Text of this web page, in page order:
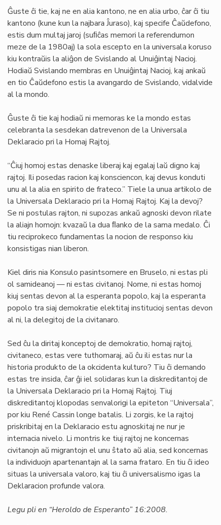
Ĝuste ĉi tie, kaj ne en alia kantono, ne en alia urbo, ĉar ĉi tiu
kantono (kune kun la najbara Ĵuraso), kaj specife Ĉaŭdefono,
estis dum multaj jaroj (suﬁĉas memori la referendumon
meze de la 1980aj) la sola escepto en la universala koruso
kiu kontraŭis la aliĝon de Svislando al Unuiĝintaj Nacioj.
Hodiaŭ Svislando membras en Unuiĝintaj Nacioj, kaj ankaŭ
en tio Ĉaŭdefono estis la avangardo de Svislando, vidalvide
al la mondo.
Ĝuste ĉi tie kaj hodiaŭ ni memoras ke la mondo estas
celebranta la sesdekan datrevenon de la Universala
Deklaracio pri la Homaj Rajtoj.
“Ĉiuj homoj estas denaske liberaj kaj egalaj laŭ digno kaj
rajtoj. Ili posedas racion kaj konsciencon, kaj devus konduti
unu al la alia en spirito de frateco.” Tiele la unua artikolo de
la Universala Deklaracio pri la Homaj Rajtoj. Kaj la devoj?
Se ni postulas rajton, ni supozas ankaŭ agnoski devon rilate
la aliajn homojn: kvazaŭ la dua ﬂanko de la sama medalo. Ĉi
tiu reciprokeco fundamentas la nocion de responso kiu
konsistigas nian liberon.
Kiel diris nia Konsulo pasintsomere en Bruselo, ni estas pli
ol samideanoj — ni estas civitanoj. Nome, ni estas homoj
kiuj sentas devon al la esperanta popolo, kaj la esperanta
popolo tra siaj demokratie elektitaj institucioj sentas devon
al ni, la delegitoj de la civitanaro.
Sed ĉu la diritaj konceptoj de demokratio, homaj rajtoj,
civitaneco, estas vere tuthomaraj, aŭ ĉu ili estas nur la
historia produkto de la okcidenta kulturo? Tiu ĉi demando
estas tre insida, ĉar ĝi iel solidaras kun la diskreditantoj de
la Universala Deklaracio pri la Homaj Rajtoj. Tiuj
diskreditantoj klopodas senvalorigi la epiteton “Universala”,
por kiu René Cassin longe batalis. Li zorgis, ke la rajtoj
priskribitaj en la Deklaracio estu agnoskitaj ne nur je
internacia nivelo. Li montris ke tiuj rajtoj ne koncernas
civitanojn aŭ migrantojn el unu ŝtato aŭ alia, sed koncernas
la individuojn apartenantajn al la sama frataro. En tiu ĉi ideo
situas la universala valoro, kaj tiu ĉi universalismo igas la
Deklaracion profunde valora.
Legu pli en “Heroldo de Esperanto” 16:2008.